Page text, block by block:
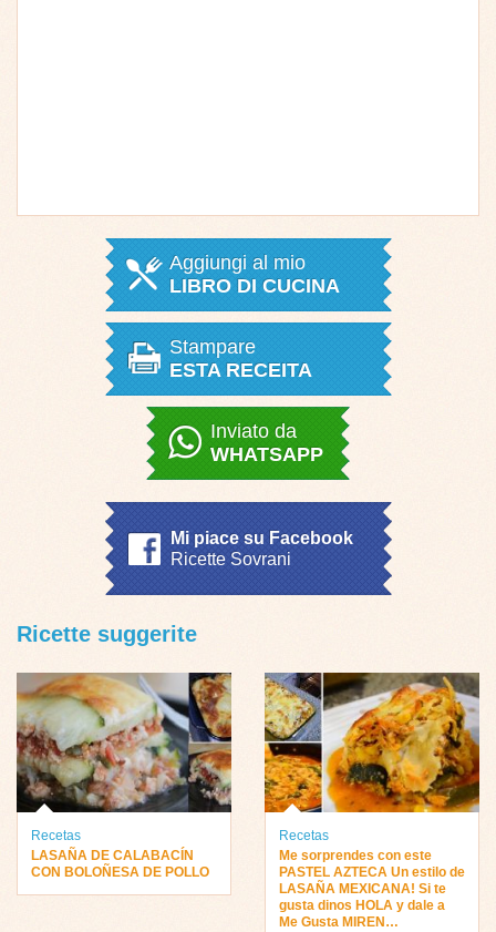
Aggiungi al mio
LIBRO DI CUCINA
Stampare
ESTA RECEITA
Inviato da
WHATSAPP
Mi piace su Facebook
Ricette Sovrani
Ricette suggerite
Recetas
LASAÑA DE CALABACÍN
CON BOLOÑESA DE POLLO
Recetas
Me sorprendes con este
PASTEL AZTECA Un estilo de
LASAÑA MEXICANA! Si te
gusta dinos HOLA y dale a
Me Gusta MIREN…